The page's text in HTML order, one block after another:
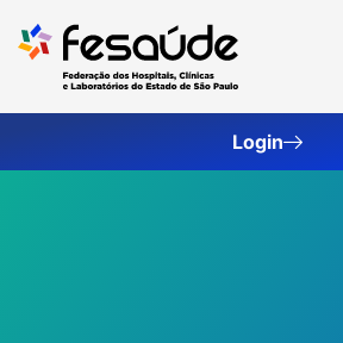
para
Login